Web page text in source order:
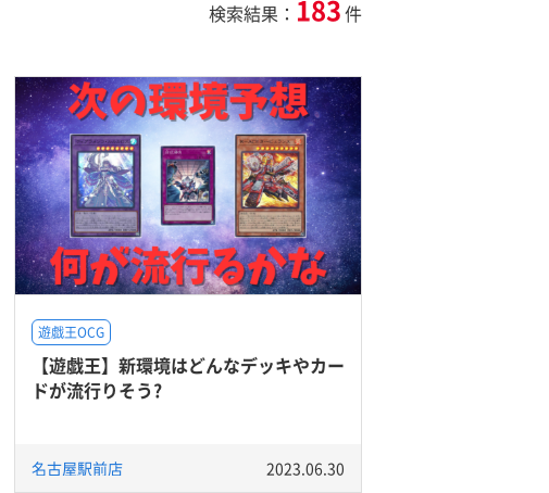
検索結果： 183件
遊戯王OCG
【遊戯王】新環境はどんなデッキやカー
ドが流行りそう?
名古屋駅前店 2023.06.30